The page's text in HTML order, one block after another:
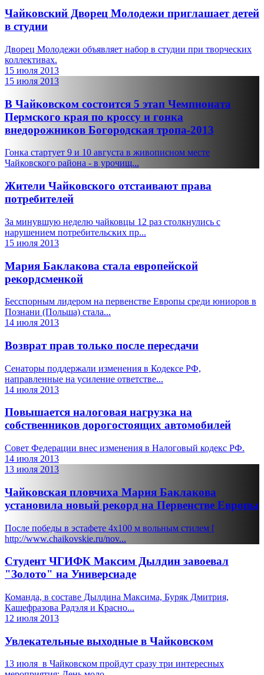
Чайковский Дворец Молодежи приглашает детей
в студии
Дворец Молодежи объявляет набор в студии при творческих
коллективах.
15 июля 2013
15 июля 2013
В Чайковском состоится 5 этап Чемпионата
Пермского края по кроссу и гонка
внедорожников Богородская тропа-2013
Гонка стартует 9 и 10 августа в живописном месте
Чайковского района - в урочищ...
Жители Чайковского отстаивают права
потребителей
За минувшую неделю чайковцы 12 раз столкнулись с
нарушением потребительских пр...
15 июля 2013
Мария Баклакова стала европейской
рекордсменкой
Бесспорным лидером на первенстве Европы среди юниоров в
Познани (Польша) стала...
14 июля 2013
Возврат прав только после пересдачи
Сенаторы поддержали изменения в Кодексе РФ,
направленные на усиление ответстве...
14 июля 2013
Повышается налоговая нагрузка на
собственников дорогостоящих автомобилей
Совет Федерации внес изменения в Налоговый кодекс РФ.
14 июля 2013
13 июля 2013
Чайковская пловчиха Мария Баклакова
установила новый рекорд на Первенстве Европы
После победы в эстафете 4х100 м вольным стилем [
http://www.chaikovskie.ru/nov...
Студент ЧГИФК Максим Дылдин завоевал
"Золото" на Универсиаде
Команда, в составе Дылдина Максима, Буряк Дмитрия,
Кашефразова Радэля и Красно...
12 июля 2013
Увлекательные выходные в Чайковском
13 июля в Чайковском пройдут сразу три интересных